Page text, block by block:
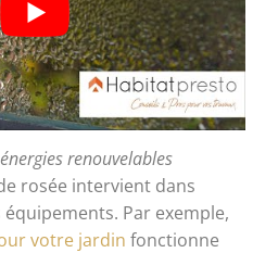
énergies renouvelables
rosée intervient dans
équipements. Par exemple,
votre jardin fonctionne